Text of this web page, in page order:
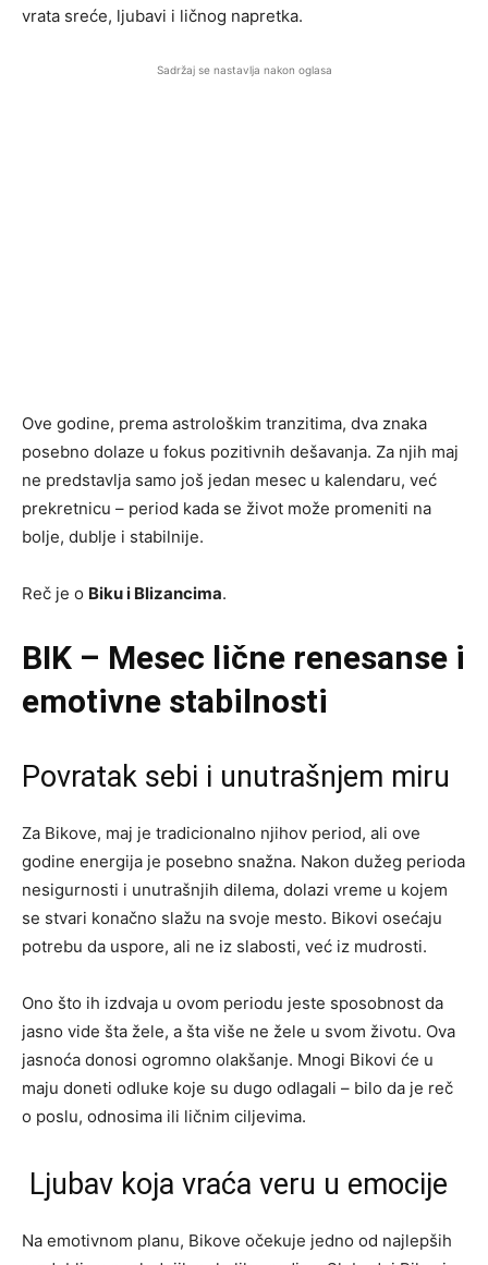
vrata sreće, ljubavi i ličnog napretka.
Sadržaj se nastavlja nakon oglasa
Ove godine, prema astrološkim tranzitima, dva znaka
posebno dolaze u fokus pozitivnih dešavanja. Za njih maj
ne predstavlja samo još jedan mesec u kalendaru, već
prekretnicu – period kada se život može promeniti na
bolje, dublje i stabilnije.
Reč je o Biku i Blizancima.
BIK – Mesec lične renesanse i
emotivne stabilnosti
Povratak sebi i unutrašnjem miru
Za Bikove, maj je tradicionalno njihov period, ali ove
godine energija je posebno snažna. Nakon dužeg perioda
nesigurnosti i unutrašnjih dilema, dolazi vreme u kojem
se stvari konačno slažu na svoje mesto. Bikovi osećaju
potrebu da usporе, ali ne iz slabosti, već iz mudrosti.
Ono što ih izdvaja u ovom periodu jeste sposobnost da
jasno vide šta žele, a šta više ne žele u svom životu. Ova
jasnoća donosi ogromno olakšanje. Mnogi Bikovi će u
maju doneti odluke koje su dugo odlagali – bilo da je reč
o poslu, odnosima ili ličnim ciljevima.
Ljubav koja vraća veru u emocije
Na emotivnom planu, Bikove očekuje jedno od najlepših